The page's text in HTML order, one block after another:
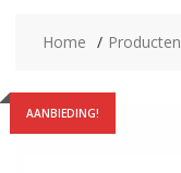
Home Producten
AANBIEDING!